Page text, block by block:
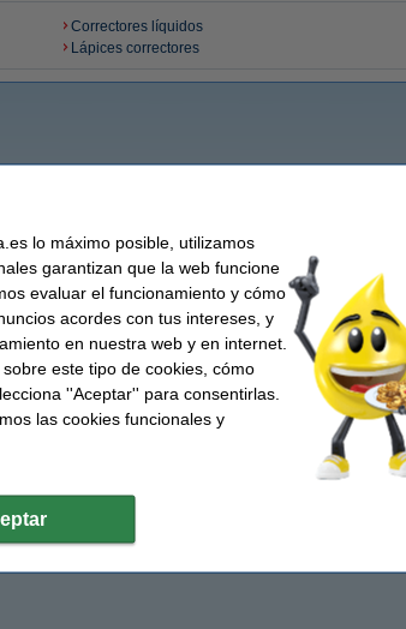
Correctores líquidos
Lápices correctores
lo máximo posible, utilizamos
garantizan que la web funcione
evaluar el funcionamiento y cómo
acordes con tus intereses, y
en nuestra web y en internet.
este tipo de cookies, cómo
''Aceptar'' para consentirlas.
las cookies funcionales y